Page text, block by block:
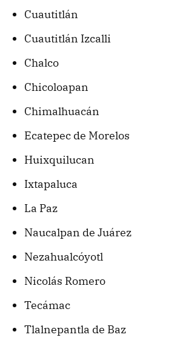
Cuautitlán
Cuautitlán Izcalli
Chalco
Chicoloapan
Chimalhuacán
Ecatepec de Morelos
Huixquilucan
Ixtapaluca
La Paz
Naucalpan de Juárez
Nezahualcóyotl
Nicolás Romero
Tecámac
Tlalnepantla de Baz